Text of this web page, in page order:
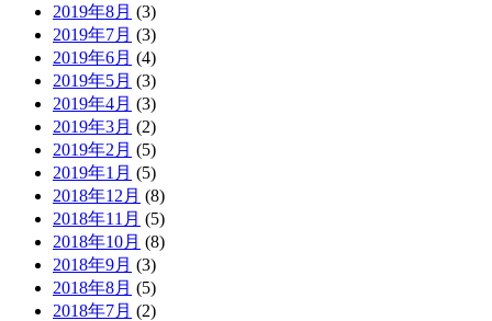
2019年8月 (3)
2019年7月 (3)
2019年6月 (4)
2019年5月 (3)
2019年4月 (3)
2019年3月 (2)
2019年2月 (5)
2019年1月 (5)
2018年12月 (8)
2018年11月 (5)
2018年10月 (8)
2018年9月 (3)
2018年8月 (5)
2018年7月 (2)